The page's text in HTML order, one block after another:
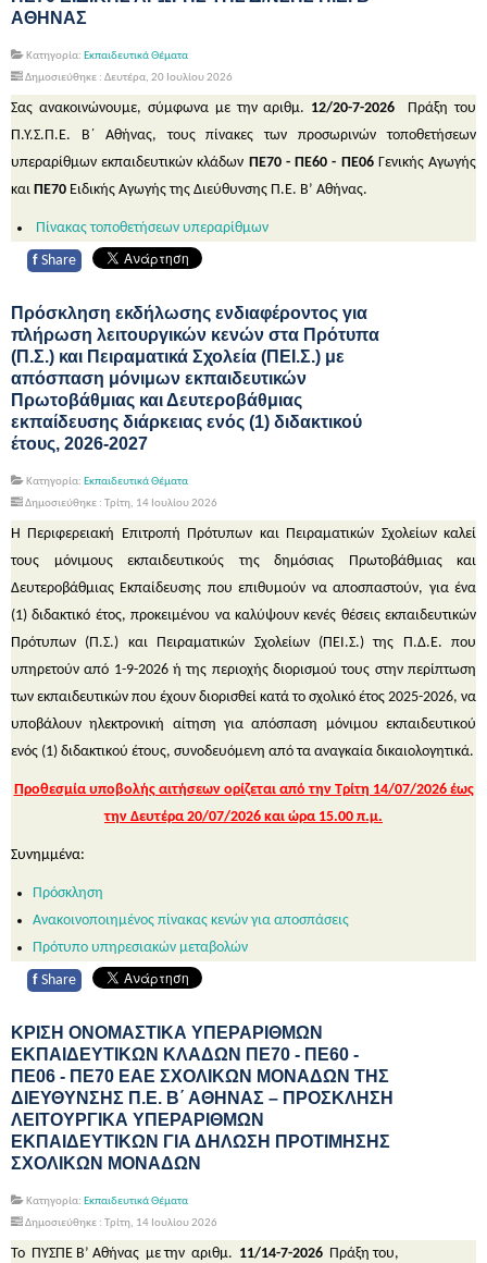
ΑΘΗΝΑΣ
Κατηγορία: Εκπαιδευτικά Θέματα
Δημοσιεύθηκε : Δευτέρα, 20 Ιουλίου 2026
Σας ανακοινώνουμε, σύμφωνα με την αριθμ. 12/20-7-2026
Πράξη του
Π.Υ.Σ.Π.Ε. Β΄ Αθήνας, τους πίνακες των προσωρινών τοποθετήσεων
υπεραρίθμων εκπαιδευτικών κλάδων ΠΕ70 - ΠΕ60 - ΠΕ06 Γενικής Αγωγής
και ΠΕ70 Ειδικής Αγωγής της Διεύθυνσης Π.Ε. Β’ Αθήνας.
Πίνακας τοποθετήσεων υπεραρίθμων
f Share
Πρόσκληση εκδήλωσης ενδιαφέροντος για
πλήρωση λειτουργικών κενών στα Πρότυπα
(Π.Σ.) και Πειραματικά Σχολεία (ΠΕΙ.Σ.) με
απόσπαση μόνιμων εκπαιδευτικών
Πρωτοβάθμιας και Δευτεροβάθμιας
εκπαίδευσης διάρκειας ενός (1) διδακτικού
έτους, 2026-2027
Κατηγορία: Εκπαιδευτικά Θέματα
Δημοσιεύθηκε : Τρίτη, 14 Ιουλίου 2026
Η Περιφερειακή Επιτροπή Πρότυπων και Πειραματικών Σχολείων καλεί
τους μόνιμους εκπαιδευτικούς της δημόσιας Πρωτοβάθμιας και
Δευτεροβάθμιας Εκπαίδευσης που επιθυμούν να αποσπαστούν, για ένα
(1) διδακτικό έτος, προκειμένου να καλύψουν κενές θέσεις εκπαιδευτικών
Πρότυπων (Π.Σ.) και Πειραματικών Σχολείων (ΠΕΙ.Σ.) της Π.Δ.Ε. που
υπηρετούν από 1-9-2026 ή της περιοχής διορισμού τους στην περίπτωση
των εκπαιδευτικών που έχουν διορισθεί κατά το σχολικό έτος 2025-2026, να
υποβάλουν ηλεκτρονική αίτηση για απόσπαση μόνιμου εκπαιδευτικού
ενός (1) διδακτικού έτους, συνοδευόμενη από τα αναγκαία δικαιολογητικά.
Προθεσμία υποβολής αιτήσεων ορίζεται από την Τρίτη 14/07/2026 έως
την Δευτέρα 20/07/2026 και ώρα 15.00 π.μ.
Συνημμένα:
Πρόσκληση
Ανακοινοποιημένος πίνακας κενών για αποσπάσεις
Πρότυπο υπηρεσιακών μεταβολών
f Share
ΚΡΙΣΗ ΟΝΟΜΑΣΤΙΚΑ ΥΠΕΡΑΡΙΘΜΩΝ
ΕΚΠΑΙΔΕΥΤΙΚΩΝ ΚΛΑΔΩΝ ΠΕ70 - ΠΕ60 -
ΠΕ06 - ΠΕ70 ΕΑΕ ΣΧΟΛΙΚΩΝ ΜΟΝΑΔΩΝ ΤΗΣ
ΔΙΕΥΘΥΝΣΗΣ Π.Ε. Β΄ ΑΘΗΝΑΣ – ΠΡΟΣΚΛΗΣΗ
ΛΕΙΤΟΥΡΓΙΚΑ ΥΠΕΡΑΡΙΘΜΩΝ
ΕΚΠΑΙΔΕΥΤΙΚΩΝ ΓΙΑ ΔΗΛΩΣΗ ΠΡΟΤΙΜΗΣΗΣ
ΣΧΟΛΙΚΩΝ ΜΟΝΑΔΩΝ
Κατηγορία: Εκπαιδευτικά Θέματα
Δημοσιεύθηκε : Τρίτη, 14 Ιουλίου 2026
Το ΠΥΣΠΕ Β’ Αθήνας με την αριθμ. 11/14-7-2026 Πράξη του,